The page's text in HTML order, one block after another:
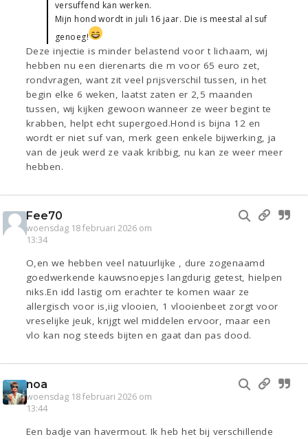
versuffend kan werken.
Mijn hond wordt in juli 16 jaar. Die is meestal al suf
genoeg!
Deze injectie is minder belastend voor t lichaam, wij
hebben nu een dierenarts die m voor 65 euro zet,
rondvragen, want zit veel prijsverschil tussen, in het
begin elke 6 weken, laatst zaten er 2,5 maanden
tussen, wij kijken gewoon wanneer ze weer begint te
krabben, helpt echt supergoed.Hond is bijna 12 en
wordt er niet suf van, merk geen enkele bijwerking, ja
van de jeuk werd ze vaak kribbig, nu kan ze weer meer
hebben.
Fee70
woensdag 18 februari 2026 om
13:34
O,en we hebben veel natuurlijke , dure zogenaamd
goedwerkende kauwsnoepjes langdurig getest, hielpen
niks.En idd lastig om erachter te komen waar ze
allergisch voor is,iig vlooien, 1 vlooienbeet zorgt voor
vreselijke jeuk, krijgt wel middelen ervoor, maar een
vlo kan nog steeds bijten en gaat dan pas dood.
noa
woensdag 18 februari 2026 om
13:44
Een badje van havermout. Ik heb het bij verschillende